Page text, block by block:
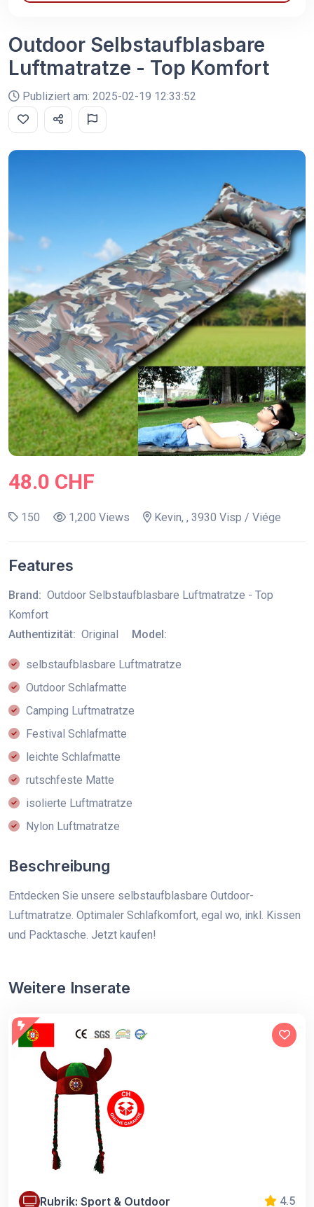
Outdoor Selbstaufblasbare
Luftmatratze - Top Komfort
Publiziert am: 2025-02-19 12:33:52
48.0 CHF
150 1,200 Views Kevin, , 3930 Visp / Viége
Features
Brand: Outdoor Selbstaufblasbare Luftmatratze - Top
Komfort
Authentizität: Original Model:
selbstaufblasbare Luftmatratze
Outdoor Schlafmatte
Camping Luftmatratze
Festival Schlafmatte
leichte Schlafmatte
rutschfeste Matte
isolierte Luftmatratze
Nylon Luftmatratze
Beschreibung
Entdecken Sie unsere selbstaufblasbare Outdoor-
Luftmatratze. Optimaler Schlafkomfort, egal wo, inkl. Kissen
und Packtasche. Jetzt kaufen!
Weitere Inserate
Rubrik: Sport & Outdoor 4.5